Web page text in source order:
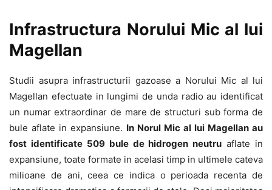
Infrastructura Norului Mic al lui
Magellan
Studii asupra infrastructurii gazoase a Norului Mic al lui
Magellan efectuate in lungimi de unda radio au identificat
un numar extraordinar de mare de structuri sub forma de
bule aflate in expansiune. In Norul Mic al lui Magellan au
fost identificate 509 bule de hidrogen neutru aflate in
expansiune, toate formate in acelasi timp in ultimele cateva
milioane de ani, ceea ce indica o perioada recenta de